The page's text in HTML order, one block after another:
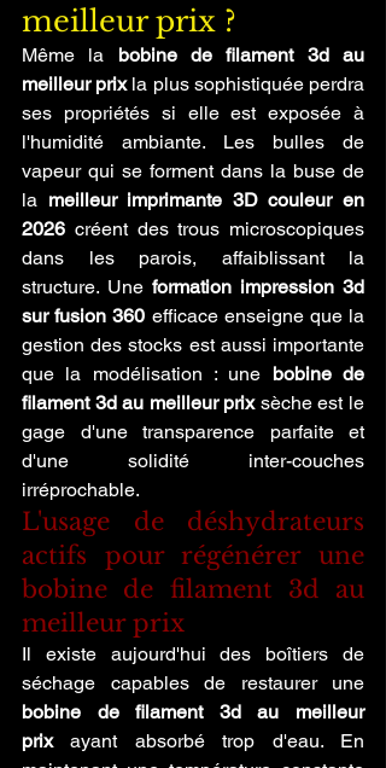
meilleur prix ?
Même la bobine de filament 3d au
meilleur prix la plus sophistiquée perdra
ses propriétés si elle est exposée à
l'humidité ambiante. Les bulles de
vapeur qui se forment dans la buse de
la meilleur imprimante 3D couleur en
2026 créent des trous microscopiques
dans les parois, affaiblissant la
structure. Une formation impression 3d
sur fusion 360 efficace enseigne que la
gestion des stocks est aussi importante
que la modélisation : une bobine de
filament 3d au meilleur prix sèche est le
gage d'une transparence parfaite et
d'une solidité inter-couches
irréprochable.
L'usage de déshydrateurs
actifs pour régénérer une
bobine de filament 3d au
meilleur prix
Il existe aujourd'hui des boîtiers de
bobine de filament 3d au meilleur
prix ayant absorbé trop d'eau. En